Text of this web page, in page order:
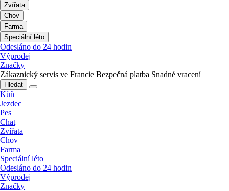
Zvířata
Chov
Farma
Speciální léto
Odesláno do 24 hodin
Výprodej
Značky
Zákaznický servis ve Francie Bezpečná platba Snadné vracení
Hledat
Kůň
Jezdec
Pes
Chat
Zvířata
Chov
Farma
Speciální léto
Odesláno do 24 hodin
Výprodej
Značky